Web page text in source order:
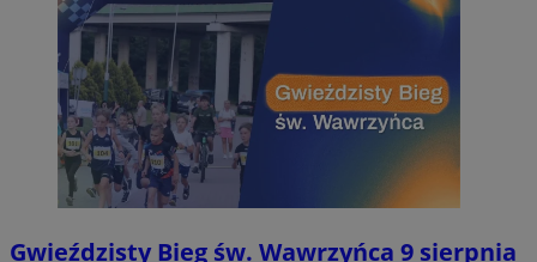
Gwieździsty Bieg św. Wawrzyńca 9 sierpnia